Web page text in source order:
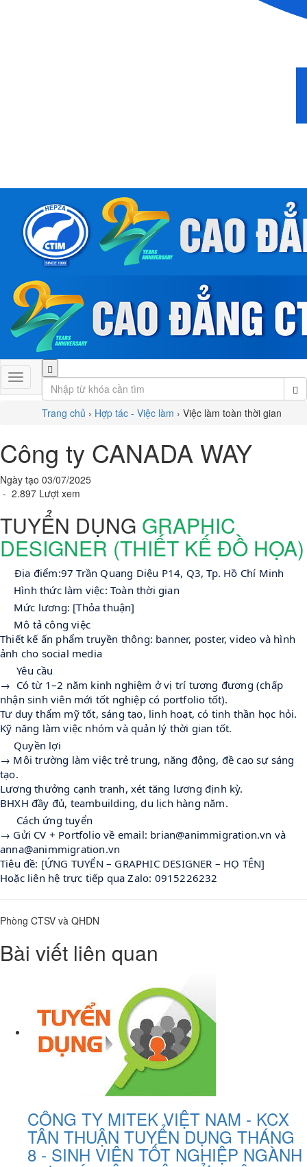
Trang chủ › Hợp tác - Việc làm › Việc làm toàn thời gian
Công ty CANADA WAY
Ngày tạo 03/07/2025
- 2.897 Lượt xem
TUYỂN DỤNG GRAPHIC
DESIGNER (THIẾT KẾ ĐỒ HỌA)
Địa điểm:97 Trần Quang Diệu P14, Q3, Tp. Hồ Chí Minh
🕒
Hình thức làm việc: Toàn thời gian
💰
Mức lương: [Thỏa thuận]
🔎
Mô tả công việc
Thiết kế ấn phẩm truyền thông: banner, poster, video và hình
ảnh cho social media
🎯
Yêu cầu
→  Có từ 1–2 năm kinh nghiệm ở vị trí tương đương (chấp
nhận sinh viên mới tốt nghiệp có portfolio tốt).
Tư duy thẩm mỹ tốt, sáng tạo, linh hoạt, có tinh thần học hỏi.
Kỹ năng làm việc nhóm và quản lý thời gian tốt.
🎁
Quyền lợi
→ Môi trường làm việc trẻ trung, năng động, đề cao sự sáng
tạo.
Lương thưởng cạnh tranh, xét tăng lương định kỳ.
BHXH đầy đủ, teambuilding, du lịch hàng năm.
📩
Cách ứng tuyển
→ Gửi CV + Portfolio về email: brian@animmigration.vn và
anna@animmigration.vn
Tiêu đề: [ỨNG TUYỂN – GRAPHIC DESIGNER – HỌ TÊN]
Hoặc liên hệ trực tiếp qua Zalo: 0915226232
Phòng CTSV và QHDN
Bài viết liên quan
CÔNG TY MITEK VIỆT NAM - KCX
TÂN THUẬN TUYỂN DỤNG THÁNG
8 - SINH VIÊN TỐT NGHIỆP NGÀNH